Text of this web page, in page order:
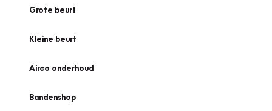
Grote beurt
Kleine beurt
Airco onderhoud
Bandenshop